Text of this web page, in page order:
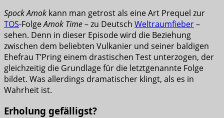
Spock Amok kann man getrost als eine Art Prequel zur
TOS-FolgeAmok Time– zu Deutsch Weltraumfieber–
sehen. Denn in dieser Episode wird die Beziehung
zwischen dem beliebten Vulkanier und seiner baldigen
Ehefrau T’Pring einem drastischen Test unterzogen, der
gleichzeitig die Grundlage für die letztgenannte Folge
bildet. Was allerdings dramatischer klingt, als es in
Wahrheit ist.
Erholung gefälligst?